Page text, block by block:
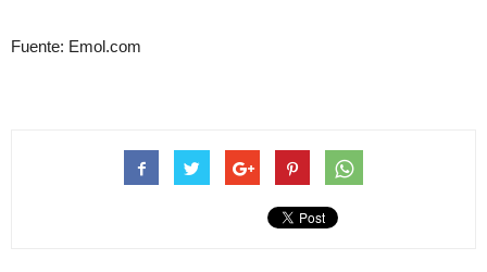
Fuente: Emol.com